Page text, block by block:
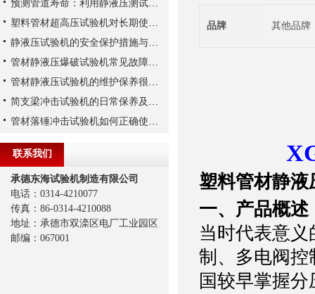
品牌 其他品牌
塑料管材静液
一、产品概述
当时代表意
制、多电阀控
国较早掌握
预测管道寿命：利用静液压测试机进行长期静液压强度试验
塑料管材超高压试验机对长期使用性能的预测能力分析
静液压试验机的安全保护措施与操作注意事项
管材静液压爆破试验机常见故障的检查方法
管材静液压试验机的维护保养很重要！
简支梁冲击试验机的日常保养及维护
管材落锤冲击试验机如何正确使用,需要注意什么?
联系我们
承德东海试验机制造有限公司
电话：0314-4210077
传真：86-0314-4210088
地址：承德市双滦区电厂工业园区
邮编：067001